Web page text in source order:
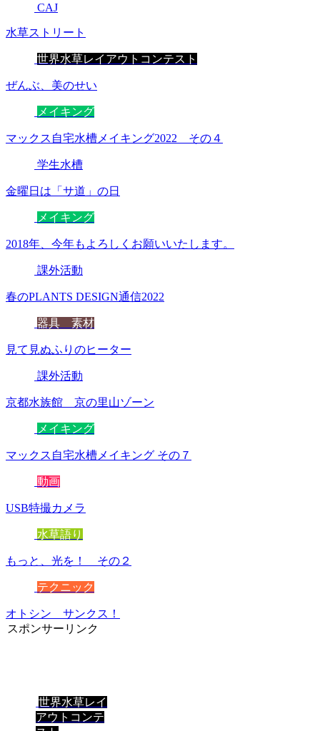
CAJ
水草ストリート
世界水草レイアウトコンテスト
ぜんぶ、美のせい
メイキング
マックス自宅水槽メイキング2022 その４
学生水槽
金曜日は「サ道」の日
メイキング
2018年、今年もよろしくお願いいたします。
課外活動
春のPLANTS DESIGN通信2022
器具 素材
見て見ぬふりのヒーター
課外活動
京都水族館 京の里山ゾーン
メイキング
マックス自宅水槽メイキング その７
動画
USB特撮カメラ
水草語り
もっと、光を！ その２
テクニック
オトシン サンクス！
スポンサーリンク
世界水草レイ
アウトコンテ